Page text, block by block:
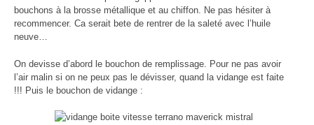
bouchons à la brosse métallique et au chiffon. Ne pas hésiter à
recommencer. Ca serait bete de rentrer de la saleté avec l’huile
neuve…
On devisse d’abord le bouchon de remplissage. Pour ne pas avoir
l’air malin si on ne peux pas le dévisser, quand la vidange est faite
!!! Puis le bouchon de vidange :